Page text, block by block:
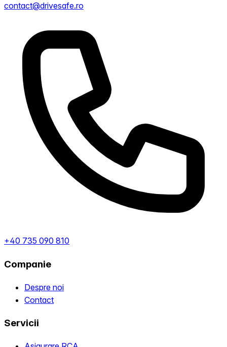
contact@drivesafe.ro
+40 735 090 810
Companie
Despre noi
Contact
Servicii